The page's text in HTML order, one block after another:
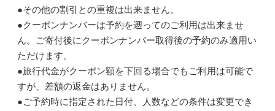
●その他の割引との重複は出来ません。
●クーポンナンバーは予約を遡ってのご利用は出来ませ
ん。ご寄付後にクーポンナンバー取得後の予約のみ適用い
ただけます。
●旅行代金がクーポン額を下回る場合でもご利用は可能で
すが、差額の返金はありません。
●ご予約時に指定された日付、人数などの条件は変更でき